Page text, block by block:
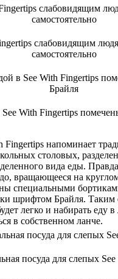
слабовидящим
самостоятельно
See With Fingertips
Fingertips напоминает
столовых,
вида еды.
вращающееся на
специальными
шрифтом Брайля. Таким
легко и набирать еду
в собственном ланче.
посуда для слепых